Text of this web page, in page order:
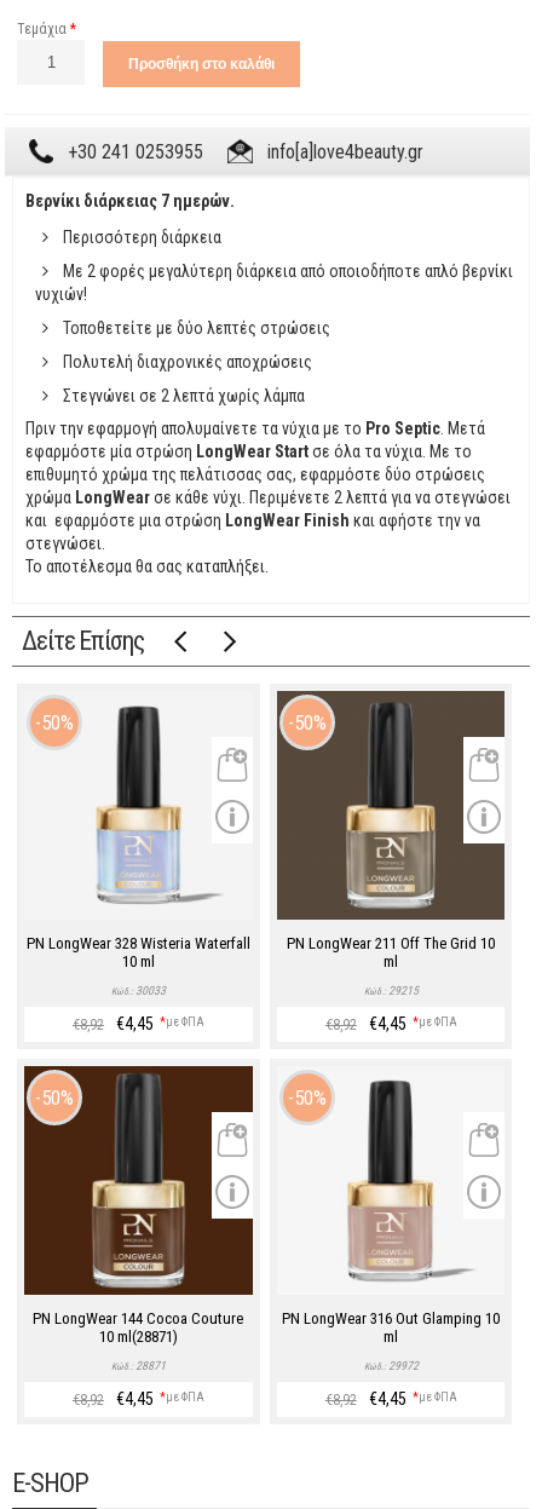
Τεμάχια*
+30 241 0253955 info[a]love4beauty.gr
Βερνίκι διάρκειας 7 ημερών.
Περισσότερη διάρκεια
Με 2 φορές μεγαλύτερη διάρκεια από οποιοδήποτε απλό βερνίκι
νυχιών!
Τοποθετείτε με δύο λεπτές στρώσεις
Πολυτελή διαχρονικές αποχρώσεις
Στεγνώνει σε 2 λεπτά χωρίς λάμπα
Πριν την εφαρμογή απολυμαίνετε τα νύχια με το Pro Septic. Μετά
εφαρμόστε μία στρώση LongWear Startσε όλα τα νύχια. Με το
επιθυμητό χρώμα της πελάτισσας σας, εφαρμόστε δύο στρώσεις
χρώμα LongWearσε κάθε νύχι. Περιμένετε 2 λεπτά για να στεγνώσει
και εφαρμόστε μια στρώση LongWear Finish και αφήστε την να
στεγνώσει.
Το αποτέλεσμα θα σας καταπλήξει.
Δείτε Επίσης
50%
PN LongWear 328 Wisteria Waterfall
10 ml
Κώδ.: 30033
€8,92 €4,45 *με ΦΠΑ
50%
PN LongWear 211 Off The Grid 10
ml
Κώδ.: 29215
€8,92 €4,45 *με ΦΠΑ
50%
PN LongWear 144 Cocoa Couture
10 ml(28871)
Κώδ.: 28871
€8,92 €4,45 *με ΦΠΑ
50%
PN LongWear 316 Out Glamping 10
ml
Κώδ.: 29972
€8,92 €4,45 *με ΦΠΑ
E-SHOP